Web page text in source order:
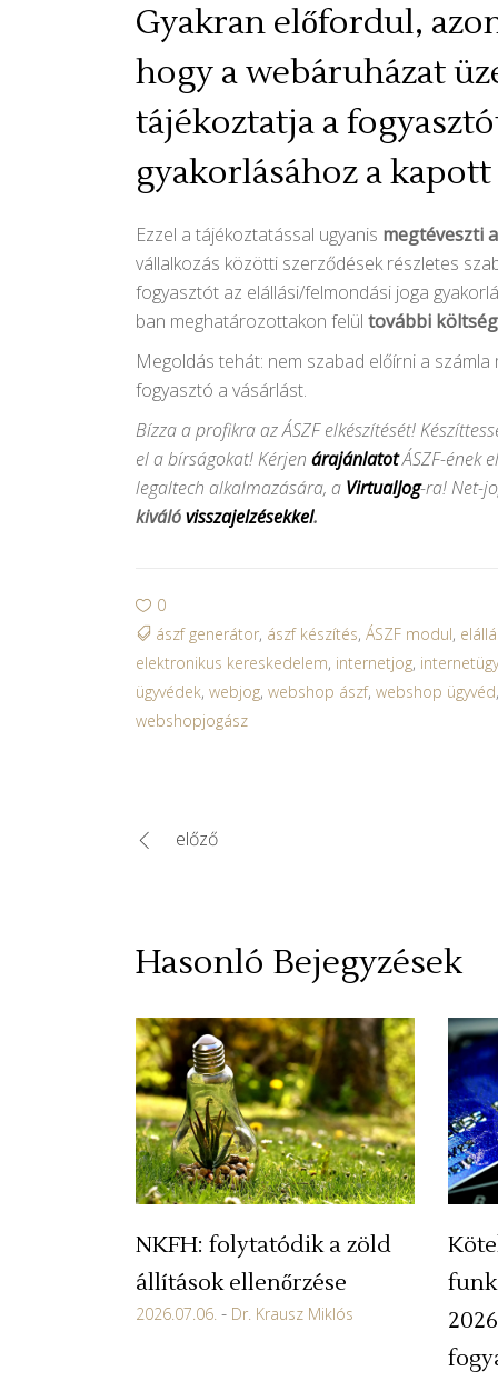
Gyakran előfordul,
hogy a webáruházat
tájékoztatja a
gyakorlásához a
Ezzel a tájékoztatással ugyanis megtéveszti
vállalkozás közötti szerződések részletes
fogyasztót az elállási/felmondási joga
ban meghatározottakon felül további
Megoldás tehát: nem szabad előírni a számla
fogyasztó a vásárlást.
Bízza a profikra az ÁSZF elkészítését!
el a bírságokat! Kérjen árajánlatotÁSZF-ének
legaltech alkalmazására, a VirtualJog-ra! Net-
kiválóvisszajelzésekkel.
0
ászf generátor, ászf készítés, ÁSZF modul,
elektronikus kereskedelem, internetjog,
ügyvédek, webjog, webshop ászf, webshop ügyvéd,
webshopjogász
előző
Hasonló Bejegyzések
NKFH: folytatódik a zöld
állítások ellenőrzése
2026.07.06. Dr. Krausz Miklós